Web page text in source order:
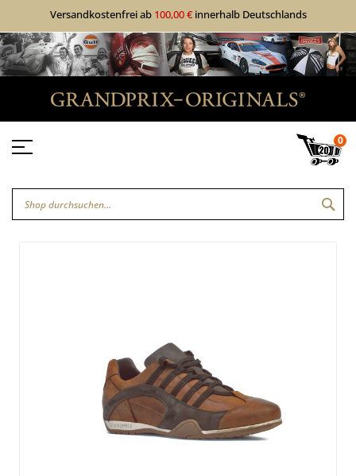
Versandkostenfrei ab 100,00 €innerhalb Deutschlands
0